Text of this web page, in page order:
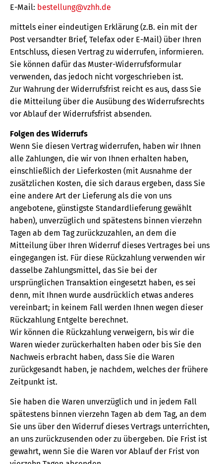
E-Mail: bestellung@vzhh.de
mittels einer eindeutigen Erklärung (z.B. ein mit der
Post versandter Brief, Telefax oder E-Mail) über Ihren
Entschluss, diesen Vertrag zu widerrufen, informieren.
Sie können dafür das Muster-Widerrufsformular
verwenden, das jedoch nicht vorgeschrieben ist.
Zur Wahrung der Widerrufsfrist reicht es aus, dass Sie
die Mitteilung über die Ausübung des Widerrufsrechts
vor Ablauf der Widerrufsfrist absenden.
Folgen des Widerrufs
Wenn Sie diesen Vertrag widerrufen, haben wir Ihnen
alle Zahlungen, die wir von Ihnen erhalten haben,
einschließlich der Lieferkosten (mit Ausnahme der
zusätzlichen Kosten, die sich daraus ergeben, dass Sie
eine andere Art der Lieferung als die von uns
angebotene, günstigste Standardlieferung gewählt
haben), unverzüglich und spätestens binnen vierzehn
Tagen ab dem Tag zurückzuzahlen, an dem die
Mitteilung über Ihren Widerruf dieses Vertrages bei uns
eingegangen ist. Für diese Rückzahlung verwenden wir
dasselbe Zahlungsmittel, das Sie bei der
ursprünglichen Transaktion eingesetzt haben, es sei
denn, mit Ihnen wurde ausdrücklich etwas anderes
vereinbart; in keinem Fall werden Ihnen wegen dieser
Rückzahlung Entgelte berechnet.
Wir können die Rückzahlung verweigern, bis wir die
Waren wieder zurückerhalten haben oder bis Sie den
Nachweis erbracht haben, dass Sie die Waren
zurückgesandt haben, je nachdem, welches der frühere
Zeitpunkt ist.
Sie haben die Waren unverzüglich und in jedem Fall
spätestens binnen vierzehn Tagen ab dem Tag, an dem
Sie uns über den Widerruf dieses Vertrags unterrichten,
an uns zurückzusenden oder zu übergeben. Die Frist ist
gewahrt, wenn Sie die Waren vor Ablauf der Frist von